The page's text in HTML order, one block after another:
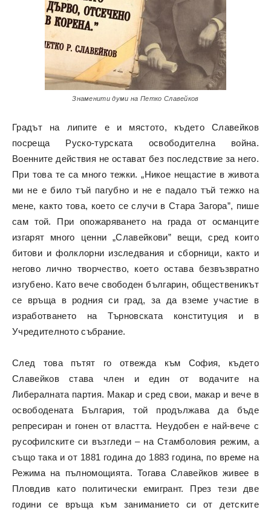
Знаменити думи на Петко Славейков
Градът на липите е и мястото, където Славейков
посреща Руско-турската освободителна война.
Военните действия не остават без последствие за него.
При това те са много тежки. „Никое нещастие в живота
ми не е било тъй пагубно и не е падало тъй тежко на
мене, както това, което се случи в Стара Загора”, пише
сам той. При опожаряването на града от османците
изгарят много ценни „Славейкови” вещи, сред които
битови и фолклорни изследвания и сборници, както и
негово лично творчество, което остава безвъзвратно
изгубено. Като вече свободен българин, общественикът
се връща в родния си град, за да вземе участие в
изработването на Търновската конституция и в
Учредителното събрание.
След това пътят го отвежда към София, където
Славейков става член и един от водачите на
Либералната партия. Макар и сред свои, макар и вече в
освободената България, той продължава да бъде
репресиран и гонен от властта. Неудобен е най-вече с
русофилските си възгледи – на Стамболовия режим, а
също така и от 1881 година до 1883 година, по време на
Режима на пълномощията. Тогава Славейков живее в
Пловдив като политически емигрант. През тези две
години се връща към заниманието си от детските